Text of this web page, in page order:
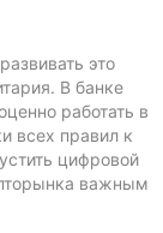
это
В банке
работать в
всех правил к
цифровой
важным